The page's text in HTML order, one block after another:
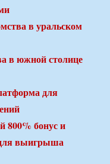
в уральском
в южной столице
для
800% бонус и
выигрыша